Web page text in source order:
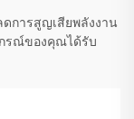
ดการสูญเสียพลังงาน
รณ์ของคุณได้รับ